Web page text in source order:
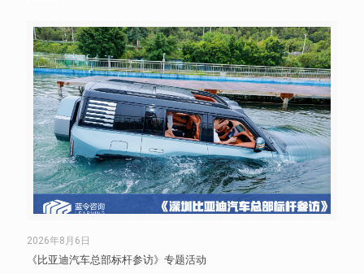
2026年8月6日
《比亚迪汽车总部标杆参访》专题活动